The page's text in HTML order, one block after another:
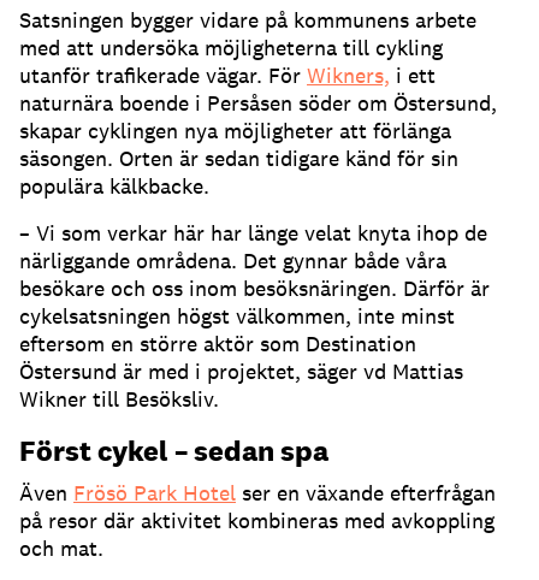
Satsningen bygger vidare på kommunens arbete
med att undersöka möjligheterna till cykling
utanför trafikerade vägar. För Wikners, i ett
naturnära boende i Persåsen söder om Östersund,
skapar cyklingen nya möjligheter att förlänga
säsongen. Orten är sedan tidigare känd för sin
populära kälkbacke.
– Vi som verkar här har länge velat knyta ihop de
närliggande områdena. Det gynnar både våra
besökare och oss inom besöksnäringen. Därför är
cykelsatsningen högst välkommen, inte minst
eftersom en större aktör som Destination
Östersund är med i projektet, säger vd Mattias
Wikner till Besöksliv.
Först cykel – sedan spa
Även Frösö Park Hotel ser en växande efterfrågan
på resor där aktivitet kombineras med avkoppling
och mat.